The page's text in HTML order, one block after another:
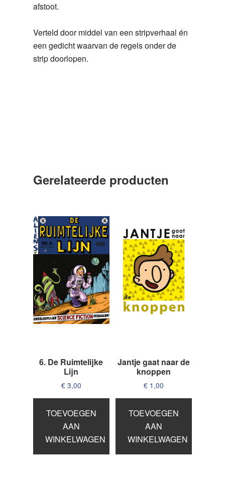
afstoot.
Verteld door middel van een stripverhaal én
een gedicht waarvan de regels onder de
strip doorlopen.
Gerelateerde producten
6. De Ruimtelijke
Lijn
€3,00
TOEVOEGEN
AAN
WINKELWAGEN
Jantje gaat naar de
knoppen
€ 1,00
TOEVOEGEN
AAN
WINKELWAGEN